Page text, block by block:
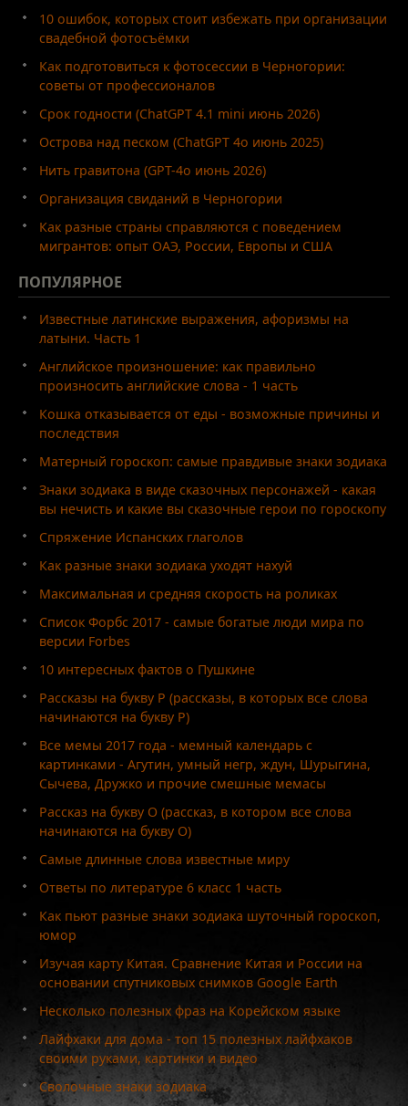
10 ошибок, которых стоит избежать при организации
свадебной фотосъёмки
Как подготовиться к фотосессии в Черногории:
советы от профессионалов
Срок годности (ChatGPT 4.1 mini июнь 2026)
Острова над песком (ChatGPT 4o июнь 2025)
Нить гравитона (GPT-4o июнь 2026)
Организация свиданий в Черногории
Как разные страны справляются с поведением
мигрантов: опыт ОАЭ, России, Европы и США
ПОПУЛЯРНОЕ
Известные латинские выражения, афоризмы на
латыни. Часть 1
Английское произношение: как правильно
произносить английские слова - 1 часть
Кошка отказывается от еды - возможные причины и
последствия
Матерный гороскоп: самые правдивые знаки зодиака
Знаки зодиака в виде сказочных персонажей - какая
вы нечисть и какие вы сказочные герои по гороскопу
Спряжение Испанских глаголов
Как разные знаки зодиака уходят нахуй
Максимальная и средняя скорость на роликах
Список Форбс 2017 - самые богатые люди мира по
версии Forbes
10 интересных фактов о Пушкине
Рассказы на букву Р (рассказы, в которых все слова
начинаются на букву Р)
Все мемы 2017 года - мемный календарь с
картинками - Агутин, умный негр, ждун, Шурыгина,
Сычева, Дружко и прочие смешные мемасы
Рассказ на букву О (рассказ, в котором все слова
начинаются на букву О)
Самые длинные слова известные миру
Ответы по литературе 6 класс 1 часть
Как пьют разные знаки зодиака шуточный гороскоп,
юмор
Изучая карту Китая. Сравнение Китая и России на
основании спутниковых снимков Google Earth
Несколько полезных фраз на Корейском языке
Лайфхаки для дома - топ 15 полезных лайфхаков
своими руками, картинки и видео
Сволочные знаки зодиака